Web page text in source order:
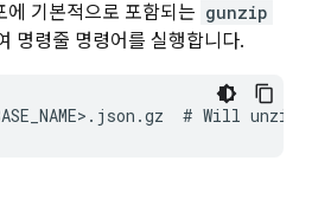
기본적으로 포함되는 gunzip
명령줄 명령어를 실행합니다.